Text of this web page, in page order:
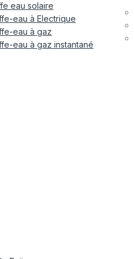
eau solaire
eau à Electrique
eau à gaz
eau à gaz instantané